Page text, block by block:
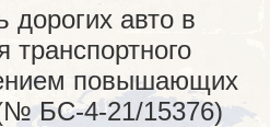
дорогих авто в
транспортного
повышающих
БС-4-21/15376)